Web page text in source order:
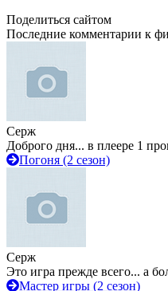
Поделиться сайтом
Последние комментарии к
Серж
Доброго дня... в плеере 1
Погоня (2 сезон)
Серж
Это игра прежде всего... а
Мастер игры (2 сезон)